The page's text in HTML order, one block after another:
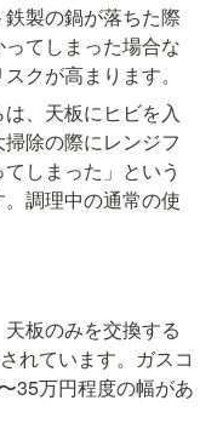
製の鍋が落ちた際
てしまった場合な
クが高まります。
、天板にヒビを入
除の際にレンジフ
しまった」という
調理中の通常の使
板のみを交換する
れています。ガスコ
35万円程度の幅があ